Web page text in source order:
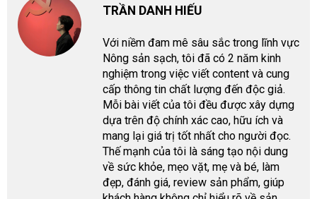
TRẦN DANH HIẾU
Với niềm đam mê sâu sắc trong lĩnh vực
Nông sản sạch, tôi đã có 2 năm kinh
nghiệm trong việc viết content và cung
cấp thông tin chất lượng đến độc giả.
Mỗi bài viết của tôi đều được xây dựng
dựa trên độ chính xác cao, hữu ích và
mang lại giá trị tốt nhất cho người đọc.
Thế mạnh của tôi là sáng tạo nội dung
về sức khỏe, mẹo vặt, mẹ và bé, làm
đẹp, đánh giá, review sản phẩm, giúp